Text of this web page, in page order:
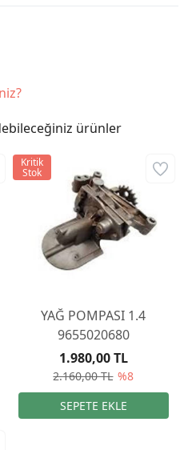
ürünler
YAĞ POMPASI 1.4
9655020680
2.160,00 TL %8
1.980,00 TL
Kritik
Stok